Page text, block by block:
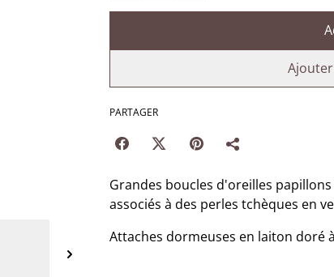
PARTAGER
Grandes boucles d'oreilles
associés à des perles tchèques en
Attaches dormeuses en laiton doré